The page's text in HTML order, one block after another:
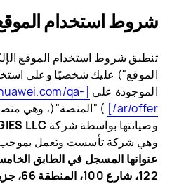
شروط استخدام الموقع
تنطبق شروط استخدام الموقع
الموقع") عليك شخصيًا وعلى
الموجودة على qa-
ar/offer/]
) "المنصة"(، وهي
وصيانتها بواسطة شركة
وهي شركة تأسست وتعمل بموجب
122،